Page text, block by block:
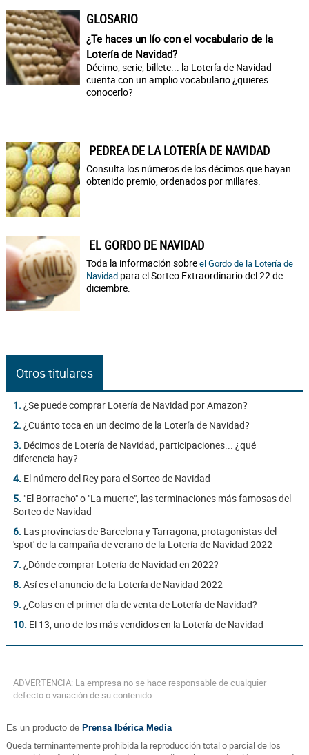
GLOSARIO
¿Te haces un lío con el vocabulario de la
Lotería de Navidad?
Décimo, serie, billete... la Lotería de Navidad
cuenta con un amplio vocabulario ¿quieres
conocerlo?
PEDREA DE LA LOTERÍA DE NAVIDAD
Consulta los números de los décimos que hayan
obtenido premio, ordenados por millares.
EL GORDO DE NAVIDAD
Toda la información sobreel Gordo de la Lotería de
Navidad para el Sorteo Extraordinario del 22 de
diciembre.
Otros titulares
1. ¿Se puede comprar Lotería de Navidad por Amazon?
2. ¿Cuánto toca en un decimo de la Lotería de Navidad?
3. Décimos de Lotería de Navidad, participaciones... ¿qué
diferencia hay?
4. El número del Rey para el Sorteo de Navidad
5. "El Borracho" o "La muerte", las terminaciones más famosas del
Sorteo de Navidad
6. Las provincias de Barcelona y Tarragona, protagonistas del
'spot' de la campaña de verano de la Lotería de Navidad 2022
7. ¿Dónde comprar Lotería de Navidad en 2022?
8. Así es el anuncio de la Lotería de Navidad 2022
9. ¿Colas en el primer día de venta de Lotería de Navidad?
10. El 13, uno de los más vendidos en la Lotería de Navidad
ADVERTENCIA: La empresa no se hace responsable de cualquier
defecto o variación de su contenido.
Es un producto de Prensa Ibérica Media
Queda terminantemente prohibida la reproducción total o parcial de los